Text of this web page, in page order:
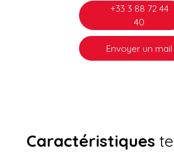
+33 3 88 72 44
40
Envoyer un mail
Caractéristiques